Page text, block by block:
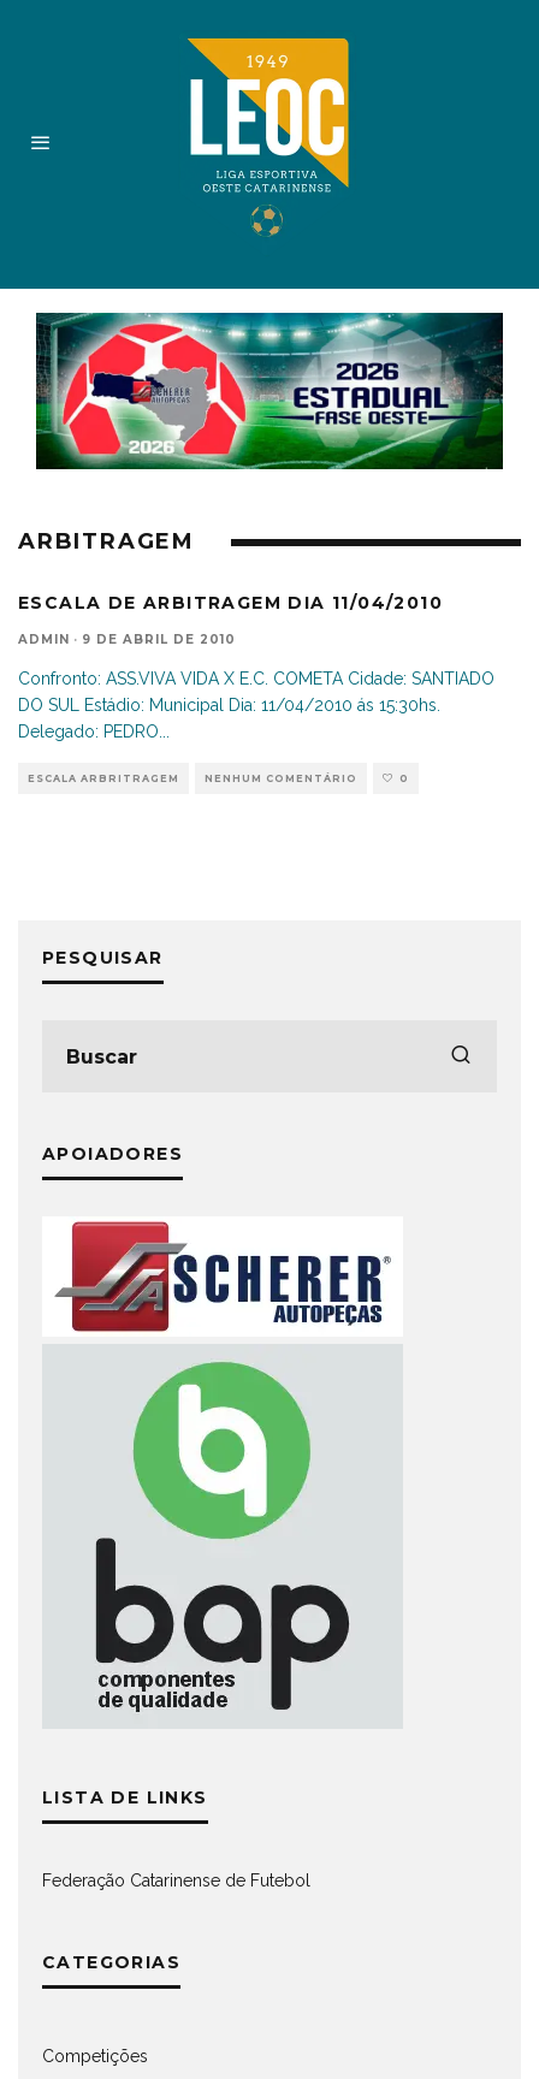
ARBITRAGEM
ESCALA DE ARBITRAGEM DIA 11/04/2010
ADMIN · 9 DE ABRIL DE 2010
Confronto: ASS.VIVA VIDA X E.C. COMETA Cidade: SANTIADO
DO SUL Estádio: Municipal Dia: 11/04/2010 ás 15:30hs.
Delegado: PEDRO...
ESCALA ARBRITRAGEM NENHUM COMENTÁRIO 0
PESQUISAR
APOIADORES
LISTA DE LINKS
Federação Catarinense de Futebol
CATEGORIAS
Competições